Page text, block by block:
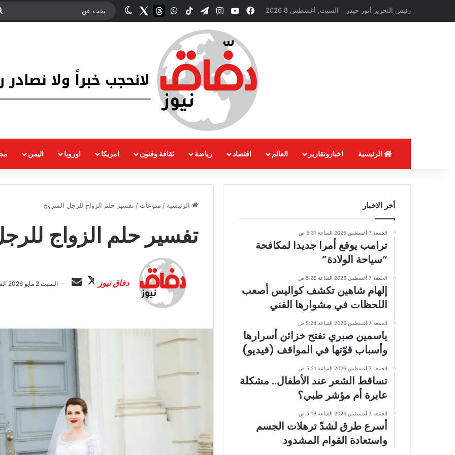
رئيس التحرير أنور حيدر السبت, أغسطس 8 2026 فيسبوك‫YouTubeانستقرام
تيلقرام ‫TikTokواتسابthreads
Twitterالوضع المظلم
الرئيسية اخباروتقارير العالم اقتصاد رياضة ثقافة وفنون امريكا اوروبا اليمن
الرئيسية / منوعات / تفسير حلم الزواج للرجل المتزوج
تفسير حلم الزواج
دفاق نيوز
ا
ب
ل
X
ر
د
ك
ت
ر
و
ن
السبت 2 مايو 2026 الساعة 3:44 ص
أخر الاخبار
الجمعة 7 أغسطس 2026 الساعة 5:31 ص
ترامب يوقع أمرا جديدا لمكافحة
“سياحة الولادة”
الجمعة 7 أغسطس 2026 الساعة 5:26 ص
إلهام شاهين تكشف كواليس أصعب
اللحظات في مشوارها الفني
الجمعة 7 أغسطس 2026 الساعة 5:24 ص
ياسمين صبري تفتح خزائن أسرارها
وأسباب قوّتها في المواقف (فيديو)
الجمعة 7 أغسطس 2026 الساعة 5:21 ص
تساقط الشعر عند الأطفال.. مشكلة
عابرة أم مؤشر طبي؟
الجمعة 7 أغسطس 2026 الساعة 5:19 ص
أسرع طرق لشدّ ترهلات الجسم
واستعادة القوام المشدود